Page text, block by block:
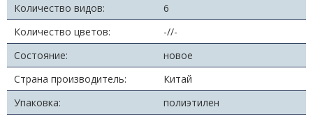
Количество видов:
6
Количество цветов:
-//-
Состояние:
новое
Страна производитель:
Китай
Упаковка:
полиэтилен